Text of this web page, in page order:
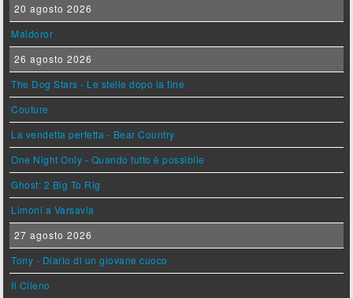
20 agosto 2026
Maldoror
26 agosto 2026
The Dog Stars - Le stelle dopo la fine
Couture
La vendetta perfetta - Bear Country
One Night Only - Quando tutto è possibile
Ghost: 2 Big To Rig
Limoni a Varsavia
27 agosto 2026
Tony - Diario di un giovane cuoco
Il Cileno